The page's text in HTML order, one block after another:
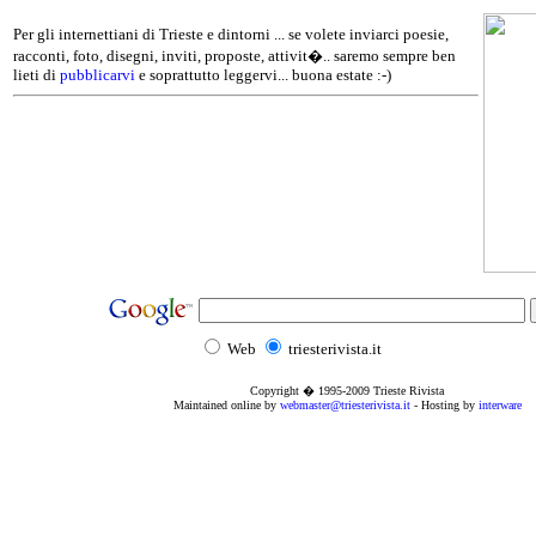
Per gli internettiani di Trieste e dintorni ... se volete inviarci poesie,
racconti, foto, disegni, inviti, proposte, attivit�.. saremo sempre ben
lieti di pubblicarvi e soprattutto leggervi... buona estate :-)
Web triesterivista.it
Copyright � 1995-2009 Trieste Rivista
Maintained online by webmaster@triesterivista.it- Hosting by interware